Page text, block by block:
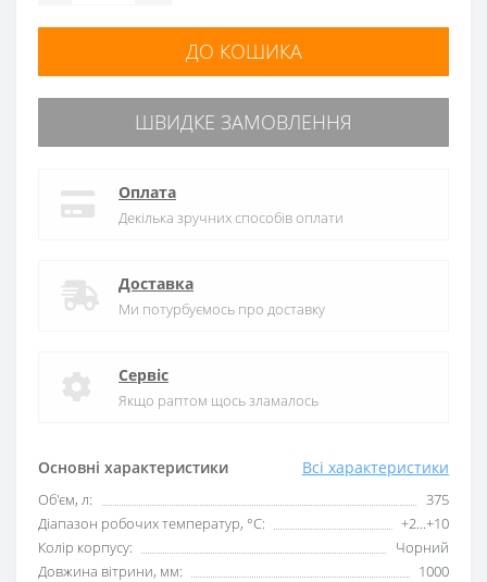
Основні характеристики Всі характеристики
Об'єм, л:
375
Діапазон робочих температур, °C:
+2...+10
Колір корпусу:
Чорний
Довжина вітрини, мм:
1000
ДО КОШИКА
ШВИДКЕ ЗАМОВЛЕННЯ
Оплата
Декілька зручних способів оплати
Доставка
Ми потурбуємось про доставку
Сервіс
Якщо раптом щось зламалось